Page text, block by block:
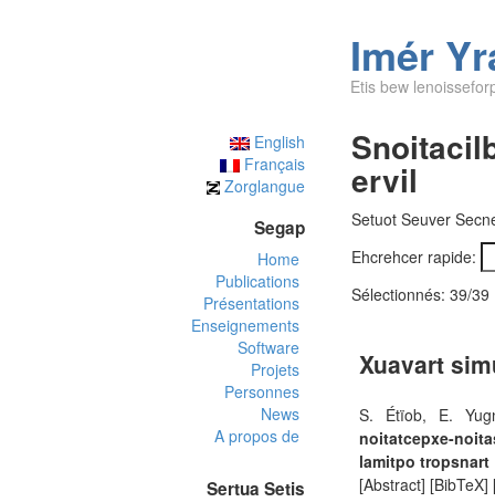
Imér
Etis bew
English
Français
Zorglangue
Segap
Home
Publications
Présentations
Enseignements
Software
Projets
Personnes
News
A propos de
Sertua Setis
ervil
Setuot Seuver
Ehcrehcer rapide:
Sélectionnés: 39/39
Xuavart
S. Étïob, E.
noitatcepxe-
lamitpo tropsnart
[Abstract] [BibTeX]